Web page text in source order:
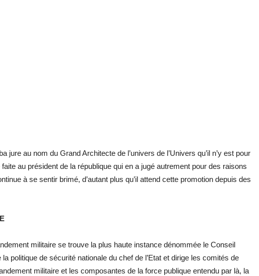
jure au nom du Grand Architecte de l’univers de l’Univers qu’il n’y est pour
au président de la république qui en a jugé autrement pour des raisons
à se sentir brimé, d’autant plus qu’il attend cette promotion depuis des
militaire se trouve la plus haute instance dénommée le Conseil
politique de sécurité nationale du chef de l’Etat et dirige les comités de
militaire et les composantes de la force publique entendu par là, la